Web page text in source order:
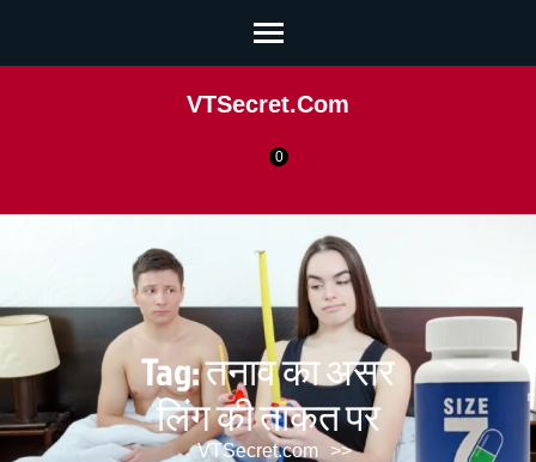
VTSecret.com
0
Tag:तनाव का असर
लिंग की ताकत पर
VTSecret.com >>